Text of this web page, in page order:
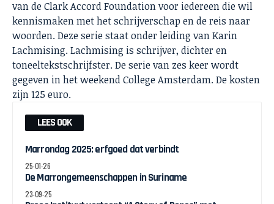
van de Clark Accord Foundation voor iedereen die wil
kennismaken met het schrijverschap en de reis naar
woorden. Deze serie staat onder leiding van Karin
Lachmising. Lachmising is schrijver, dichter en
toneeltekstschrijfster. De serie van zes keer wordt
gegeven in het weekend College Amsterdam. De kosten
zijn 125 euro.
LEES OOK
Marrondag 2025: erfgoed dat verbindt
25-01-26
De Marrongemeenschappen in Suriname
23-09-25